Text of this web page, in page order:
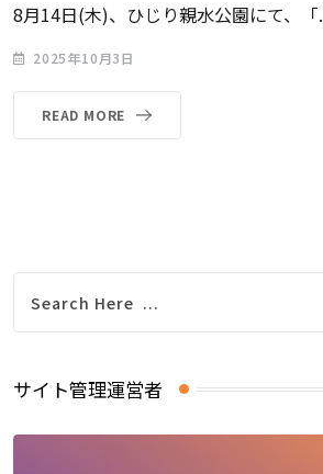
8月14日(木)、ひじり親水公園にて、「.
2025年10月3日
READ MORE
サイト管理運営者